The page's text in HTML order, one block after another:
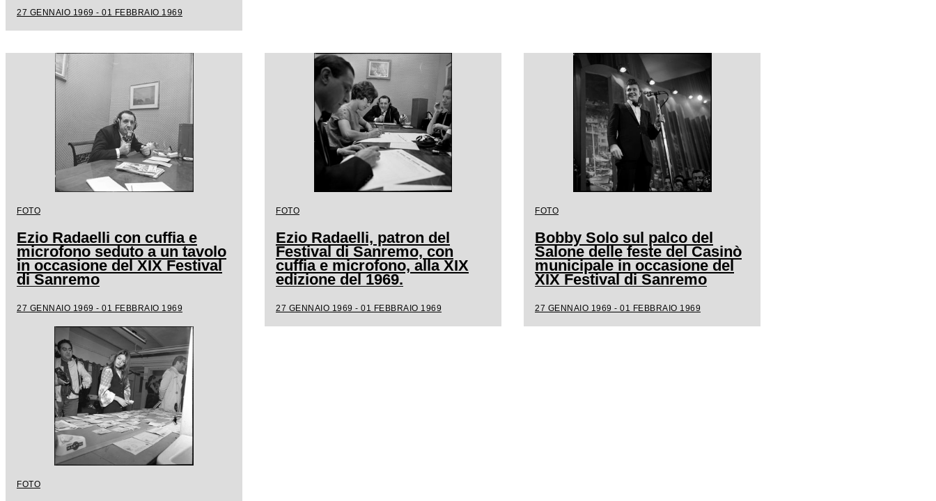
27 GENNAIO 1969 - 01 FEBBRAIO 1969
FOTO
Ezio Radaelli con cuffia e
microfono seduto a un tavolo
in occasione del XIX Festival
di Sanremo
27 GENNAIO 1969 - 01 FEBBRAIO 1969
FOTO
Ezio Radaelli, patron del
Festival di Sanremo, con
cuffia e microfono, alla XIX
edizione del 1969.
27 GENNAIO 1969 - 01 FEBBRAIO 1969
FOTO
Bobby Solo sul palco del
Salone delle feste del Casinò
municipale in occasione del
XIX Festival di Sanremo
27 GENNAIO 1969 - 01 FEBBRAIO 1969
FOTO